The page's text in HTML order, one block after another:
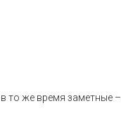
то же время заметные –